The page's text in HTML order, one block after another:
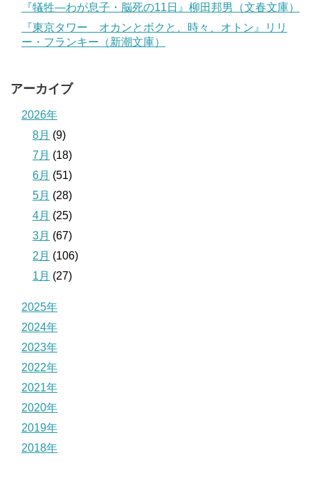
『犠牲―わが息子・脳死の11日』柳田邦男（文春文庫）
『東京タワー オカンとボクと、時々、オトン』リリ
ー・フランキー（新潮文庫）
アーカイブ
2026年
8月 (9)
7月 (18)
6月 (51)
5月 (28)
4月 (25)
3月 (67)
2月 (106)
1月 (27)
2025年
2024年
2023年
2022年
2021年
2020年
2019年
2018年